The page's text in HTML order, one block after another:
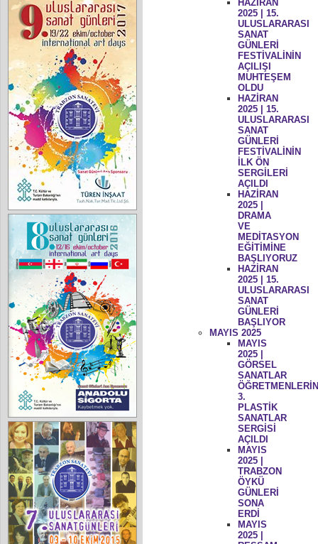
HAZİRAN
2025 | 15.
ULUSLARARASI
SANAT
GÜNLERİ
FESTİVALİNİN
AÇILIŞI
MUHTEŞEM
OLDU
HAZİRAN
2025 | 15.
ULUSLARARASI
SANAT
GÜNLERİ
FESTİVALİNİN
İLK ÖN
SERGİLERİ
AÇILDI
HAZİRAN
2025 |
DRAMA
VE
MEDİTASYON
EĞİTİMİNE
BAŞLIYORUZ
HAZİRAN
2025 | 15.
ULUSLARARASI
SANAT
GÜNLERİ
BAŞLIYOR
MAYIS 2025
MAYIS
2025 |
GÖRSEL
SANATLAR
3.
PLASTİK
SANATLAR
SERGİSİ
AÇILDI
MAYIS
2025 |
TRABZON
ÖYKÜ
GÜNLERİ
SONA
ERDİ
MAYIS
2025 |